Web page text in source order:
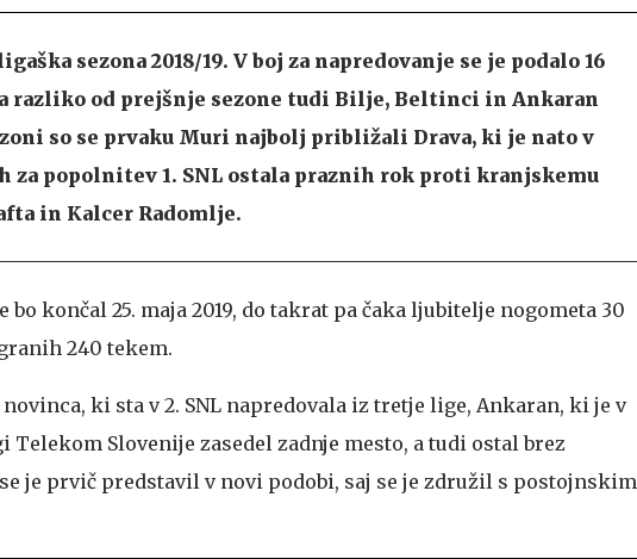
sezona 2018/19. V boj za napredovanje se je podalo 16
razliko od prejšnje sezone tudi Bilje, Beltinci in Ankaran
so se prvaku Muri najbolj približali Drava, ki je nato v
popolnitev 1. SNL ostala praznih rok proti kranjskemu
in Kalcer Radomlje.
končal 25. maja 2019, do takrat pa čaka ljubitelje nogometa 30
240 tekem.
ki sta v 2. SNL napredovala iz tretje lige, Ankaran, ki je v
Slovenije zasedel zadnje mesto, a tudi ostal brez
je prvič predstavil v novi podobi, saj se je združil s postojnskim